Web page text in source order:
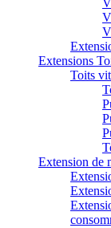
Extensions
Toits
Extension de